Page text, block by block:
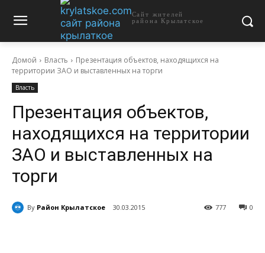
Сайт жителей
района Крылатское
Домой Власть
Презентация объектов, находящихся на
территории ЗАО и выставленных на торги
Власть
Презентация объектов,
находящихся на территории
ЗАО и выставленных на
торги
By Район Крылатское 30.03.2015 0
777